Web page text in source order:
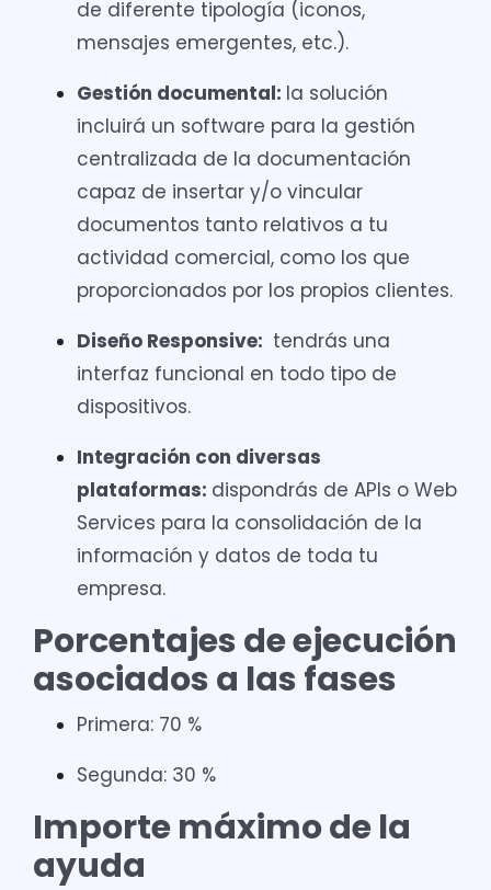
de diferente tipología (iconos,
mensajes emergentes, etc.).
Gestión documental: la solución
incluirá un software para la gestión
centralizada de la documentación
capaz de insertar y/o vincular
documentos tanto relativos a tu
actividad comercial, como los que
proporcionados por los propios clientes.
Diseño Responsive: tendrás una
interfaz funcional en todo tipo de
dispositivos.
Integración con diversas
plataformas: dispondrás de APIs o Web
Services para la consolidación de la
información y datos de toda tu
empresa.
Porcentajes de ejecución
asociados a las fases
Primera: 70 %
Segunda: 30 %
Importe máximo de la
ayuda